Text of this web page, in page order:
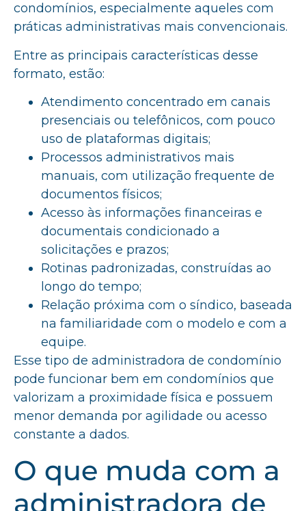
condomínios, especialmente aqueles com
práticas administrativas mais convencionais.
Entre as principais características desse
formato, estão:
Atendimento concentrado em canais
presenciais ou telefônicos, com pouco
uso de plataformas digitais;
Processos administrativos mais
manuais, com utilização frequente de
documentos físicos;
Acesso às informações financeiras e
documentais condicionado a
solicitações e prazos;
Rotinas padronizadas, construídas ao
longo do tempo;
Relação próxima com o síndico, baseada
na familiaridade com o modelo e com a
equipe.
Esse tipo de administradora de condomínio
pode funcionar bem em condomínios que
valorizam a proximidade física e possuem
menor demanda por agilidade ou acesso
constante a dados.
O que muda com a
administradora de